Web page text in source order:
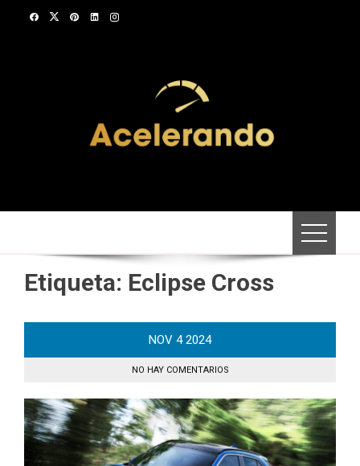
Etiqueta: Eclipse Cross
NOV 4 2024
NO HAY COMENTARIOS